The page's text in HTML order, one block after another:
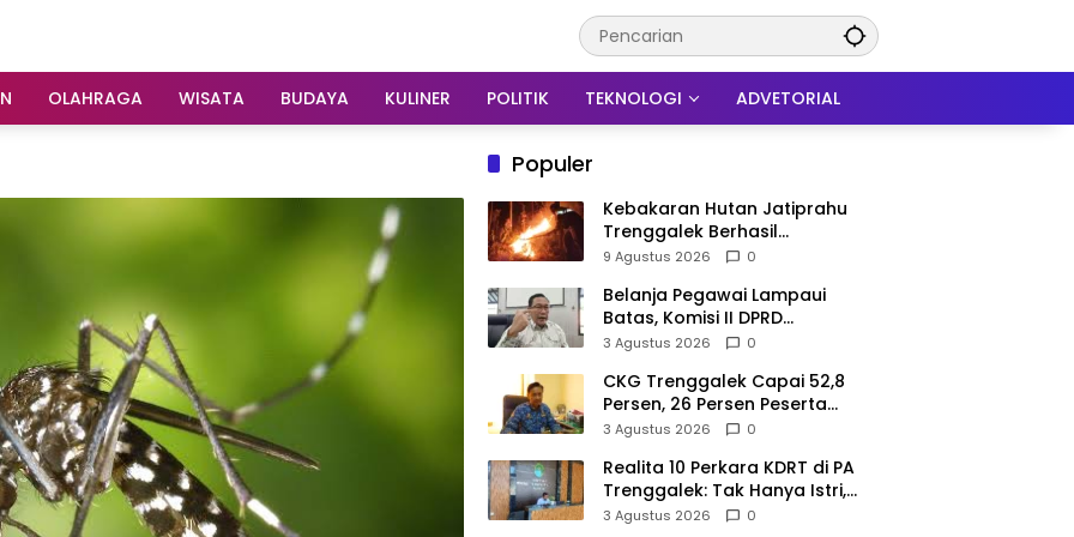
OLAHRAGA WISATA BUDAYA KULINER POLITIK TEKNOLOGI ADVETORIAL
Populer
Kebakaran Hutan Jatiprahu
Trenggalek Berhasil
Dipadamkan, Petugas Hadapi
9 Agustus 2026 0
Belanja Pegawai Lampaui
Batas, Komisi II DPRD
Trenggalek Nilai Pemda Salah
3 Agustus 2026 0
CKG Trenggalek Capai 52,8
Persen, 26 Persen Peserta
Berpotensi Alami Masalah
3 Agustus 2026 0
Realita 10 Perkara KDRT di PA
Trenggalek: Tak Hanya Istri,
Suami Juga Jadi Korban
3 Agustus 2026 0